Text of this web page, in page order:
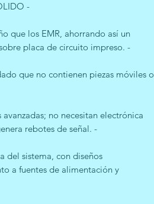
-
que los EMR, ahorrando así un
placa de circuito impreso. -
que no contienen piezas móviles o
no necesitan electrónica
rebotes de señal. -
del sistema, con diseños
a fuentes de alimentación y